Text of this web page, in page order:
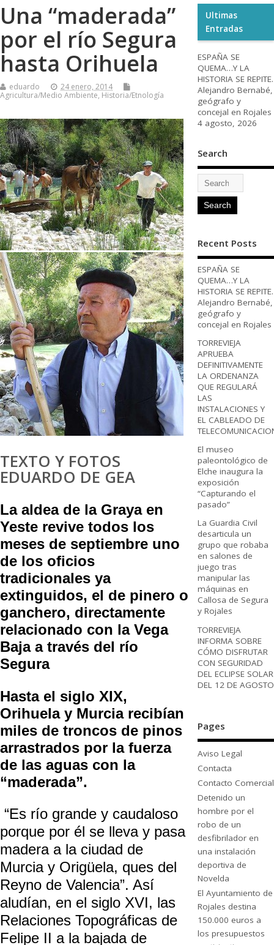
Una “maderada”
por el río Segura
hasta Orihuela
eduardo
24 enero, 2014
Agricultura/Medio Ambiente, Historia/Etnología
TEXTO Y FOTOS
EDUARDO DE GEA
La aldea de la Graya en
Yeste revive todos los
meses de septiembre uno
de los oficios
tradicionales ya
extinguidos, el de pinero o
ganchero, directamente
relacionado con la Vega
Baja a través del río
Segura
Hasta el siglo XIX,
Orihuela y Murcia recibían
miles de troncos de pinos
arrastrados por la fuerza
de las aguas con la
“maderada”.
“Es río grande y caudaloso
porque por él se lleva y pasa
madera a la ciudad de
Murcia y Origüela, ques del
Reyno de Valencia”. Así
aludían, en el siglo XVI, las
Relaciones Topográficas de
Felipe II a la bajada de
Ultimas
Entradas
ESPAÑA SE
QUEMA…Y LA
HISTORIA SE REPITE.
Alejandro Bernabé,
geógrafo y
concejal en Rojales
4 agosto, 2026
Search
Recent Posts
ESPAÑA SE
QUEMA…Y LA
HISTORIA SE REPITE.
Alejandro Bernabé,
geógrafo y
concejal en Rojales
TORREVIEJA
APRUEBA
DEFINITIVAMENTE
LA ORDENANZA
QUE REGULARÁ
LAS
INSTALACIONES Y
EL CABLEADO DE
El museo
paleontológico de
Elche inaugura la
exposición
“Capturando el
pasado”
La Guardia Civil
desarticula un
grupo que robaba
en salones de
juego tras
manipular las
máquinas en
Callosa de Segura
y Rojales
TORREVIEJA
INFORMA SOBRE
CÓMO DISFRUTAR
CON SEGURIDAD
DEL ECLIPSE SOLAR
DEL 12 DE AGOSTO
Pages
Aviso Legal
Contacta
Contacto Comercial
Detenido un
hombre por el
robo de un
desfibrilador en
una instalación
deportiva de
Novelda
El Ayuntamiento de
Rojales destina
150.000 euros a
los presupuestos